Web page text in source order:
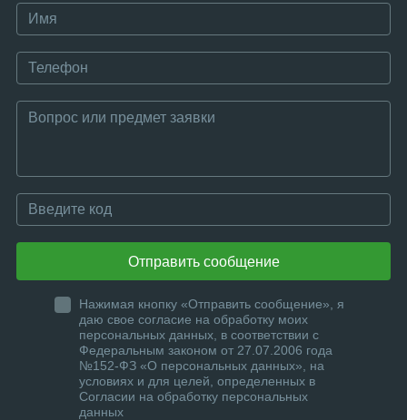
Отправить сообщение
Нажимая кнопку «Отправить сообщение», я
даю свое согласие на обработку моих
персональных данных, в соответствии с
Федеральным законом от 27.07.2006 года
№152-ФЗ «О персональных данных», на
условиях и для целей, определенных в
Согласии на обработку персональных
данных